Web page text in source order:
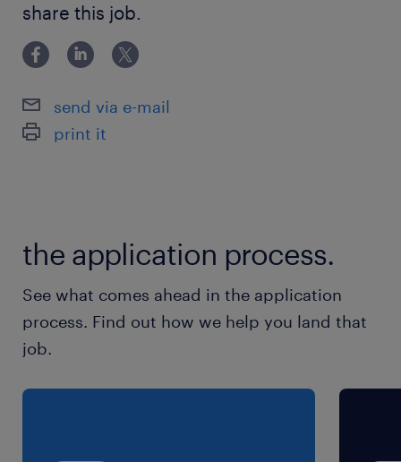
物流・配送などのサービスを提供する物流企業で
す。
最寄駅
京葉線／南船橋駅（徒歩13分）
シフト制
就業時間
（1）9:00-18:00（実働8時間00分・休憩60分）
（2）10:00-19:00（実働8時間00分・休憩60
share this job.
send via e-mail
print it
the application process.
See what comes ahead in the application
process. Find out how we help you land that
job.